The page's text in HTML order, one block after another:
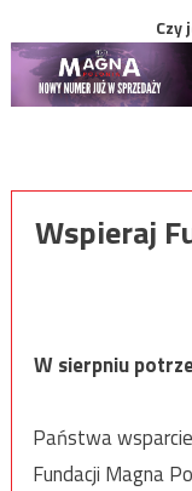
Czy
Wspieraj
W sierpniu
Państwa
Fundacji Magna